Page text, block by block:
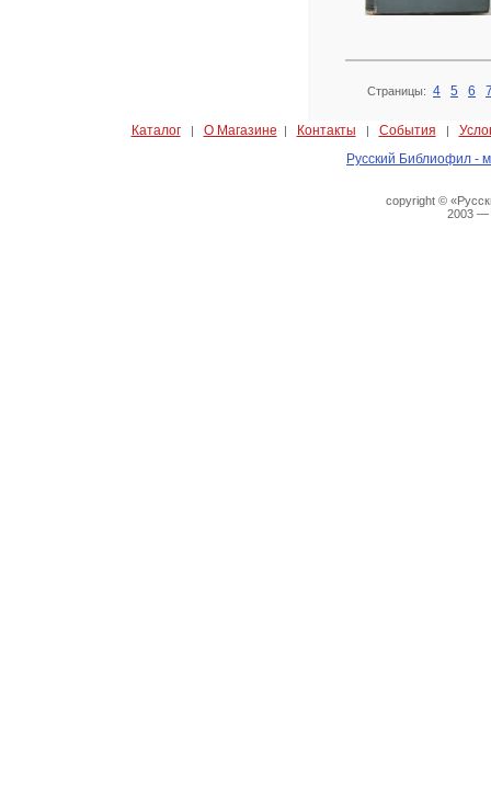
Страницы: 4 5 6
Каталог| О Магазине | Контакты | События |
Русский Библиофил -
copyright ©
2003 —